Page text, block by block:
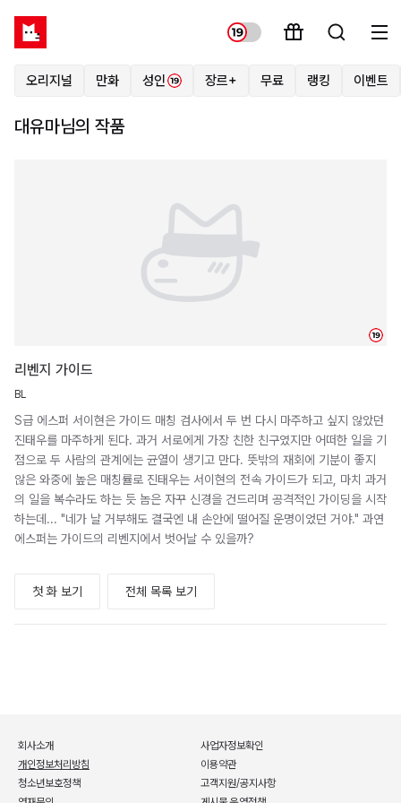
오리지널 만화 성인 장르+ 무료 랭킹 이벤트
대유마님의 작품
리벤지 가이드
BL
S급 에스퍼 서이현은 가이드 매칭 검사에서 두 번 다시 마주하고 싶지 않았던
진태우를 마주하게 된다. 과거 서로에게 가장 친한 친구였지만 어떠한 일을 기
점으로 두 사람의 관계에는 균열이 생기고 만다. 뜻밖의 재회에 기분이 좋지
않은 와중에 높은 매칭률로 진태우는 서이현의 전속 가이드가 되고, 마치 과거
의 일을 복수라도 하는 듯 놈은 자꾸 신경을 건드리며 공격적인 가이딩을 시작
하는데... "네가 날 거부해도 결국엔 내 손안에 떨어질 운명이었던 거야." 과연
에스퍼는 가이드의 리벤지에서 벗어날 수 있을까?
첫 화 보기 전체 목록 보기
회사소개
사업자정보확인
개인정보처리방침
이용약관
청소년보호정책
고객지원/공지사항